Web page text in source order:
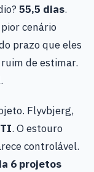
55,5 dias.
cenário
prazo que eles
de estimar.
Flyvbjerg,
. O estouro
controlável.
6 projetos